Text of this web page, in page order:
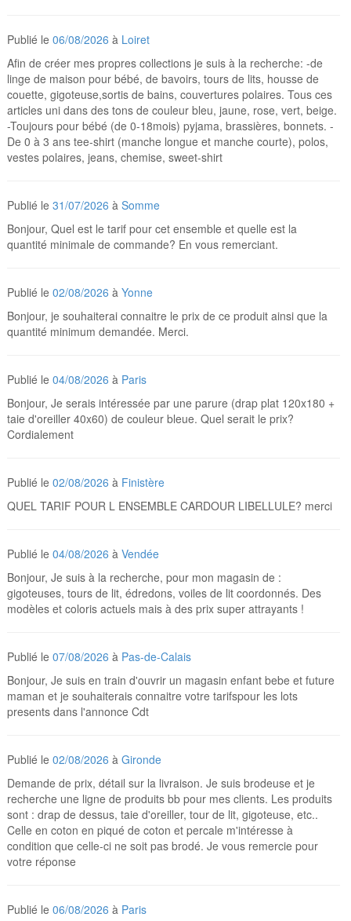
Publié le06/08/2026 à Loiret
Afin de créer mes propres collections je suis à la recherche: -de
linge de maison pour bébé, de bavoirs, tours de lits, housse de
couette, gigoteuse,sortis de bains, couvertures polaires. Tous ces
articles uni dans des tons de couleur bleu, jaune, rose, vert, beige.
-Toujours pour bébé (de 0-18mois) pyjama, brassières, bonnets. -
De 0 à 3 ans tee-shirt (manche longue et manche courte), polos,
vestes polaires, jeans, chemise, sweet-shirt
Publié le31/07/2026 àSomme
Bonjour, Quel est le tarif pour cet ensemble et quelle est la
quantité minimale de commande? En vous remerciant.
Publié le02/08/2026 àYonne
Bonjour, je souhaiterai connaitre le prix de ce produit ainsi que la
quantité minimum demandée. Merci.
Publié le04/08/2026 à Paris
Bonjour, Je serais intéressée par une parure (drap plat 120x180 +
taie d'oreiller 40x60) de couleur bleue. Quel serait le prix?
Cordialement
Publié le02/08/2026 à Finistère
QUEL TARIF POUR L ENSEMBLE CARDOUR LIBELLULE? merci
Publié le04/08/2026 àVendée
Bonjour, Je suis à la recherche, pour mon magasin de :
gigoteuses, tours de lit, édredons, voiles de lit coordonnés. Des
modèles et coloris actuels mais à des prix super attrayants !
Publié le07/08/2026 à Pas-de-Calais
Bonjour, Je suis en train d'ouvrir un magasin enfant bebe et future
maman et je souhaiterais connaitre votre tarifspour les lots
presents dans l'annonce Cdt
Publié le02/08/2026 àGironde
Demande de prix, détail sur la livraison. Je suis brodeuse et je
recherche une ligne de produits bb pour mes clients. Les produits
sont : drap de dessus, taie d'oreiller, tour de lit, gigoteuse, etc..
Celle en coton en piqué de coton et percale m'intéresse à
condition que celle-ci ne soit pas brodé. Je vous remercie pour
votre réponse
Publié le06/08/2026 à Paris